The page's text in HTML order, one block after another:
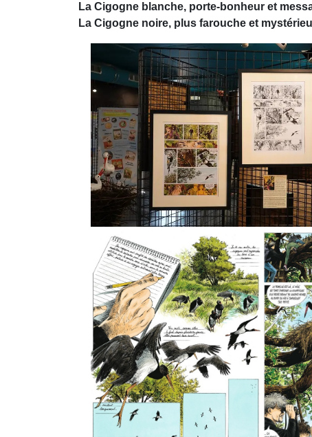
La Cigogne blanche, porte-bonheur et
La Cigogne noire, plus farouche et